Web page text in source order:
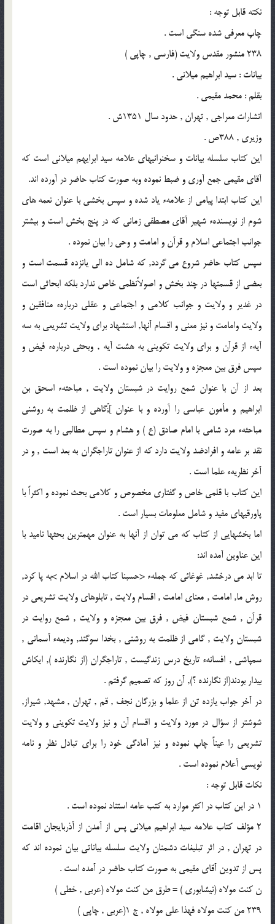
نكته قابل توجه :
چاپ معرفى شده سنگى است .
238 منشور مقدس ولايت (فارسى , چاپى )
بيانات : سيد ابراهيم ميلانى .
بقلم : محمد مقيمى .
انشارات معراجى , تهران , حدود سال 1351ش .
وزيرى , 388ص .
اين كتاب سلسله بيانات و سخنرانيهاى علامه سيد ابرايهم ميلانى است كه
آقاى مقيمى جمع آورى و ضبط نموده وبه صورت كتاب حاضر در آورده اند.
اين كتاب ابتدا پيامى از علامهء ياد شده و سپس بخشى با عنوان نعمه هاى
شوم از نويسندهء شهير آقاى مصطفى زمانى كه در پنج بخش است و بيشتر
جوانب اجتماعى اسلام و قرآن و امامت و وحى را بيان نموده .
سپس كتاب حاضر شروع مى گردد, كه شامل ده الى يانزده قسمت است و
بعضى از قسمتها در چند بخش و اصولاًنظمى خاص ندارد بلكه ابحاثى است
در غدير و ولايت و جوانب كلامى و اجتماعى و عقلى دربارهء منافقين و
ولايت وامامت و نيز معنى و اقسام آنها, استشهاد براى ولايت تشريعى به سه
آيهء از قرآن و براى ولايت تكوينى به هشت آيه , وبحثى دربارهء فيض و
سپس فرق بين معجزه و ولايت را بيان نموده است .
بعد از آن با عنوان شمع روايت در شبستان ولايت , مباحثهء اسحق بن
ابراهيم و مأمون عباسى را آورده و با عنوان ];ّّگاهى از ظلمت به روشنى
مباحثهء مرد شامى با امام صادق (ع ) و هشام و سپس مطالبى را به صورت
نقد بر عامه و افرادضد ولايت دارد كه از عنوان تاراجگران به بعد است , و در
آخر نظريهء علما است .
اين كتاب با قلمى خاص و گفتارى مخصوص و كلامى بحث نموده و اكثراً با
پاورقيهاى مفيد و شامل معلومات بسيار است .
اما بخشهايى از كتاب كه مى توان از آنها به عنوان مهمترين بحثها ناميد با
اين عناوين آمده اند:
تا ابد مى درخشد, غوغائى كه جملهء <حسبنا كتاب الله در اسلام >به پا كرد,
روش ما, امامت , معناى امامت , اقسام ولايت , تابلوهاى ولايت تشريعى در
قرآن , شمع شبستان فيض , فرق بين معجزه و ولايت , شمع روايت در
شبستان ولايت , گامى از ظلمت به روشنى , بخدا سوگند, وديعهء آسمانى ,
سمپاشى , افسانهء تاريخ درس زندگيست , تاراجگران (از نگارنده ), ايكاش
بيدار بودند(از نگارنده ؟), آن روز كه تصميم گرفتم .
در آخر جواب يازده تن از علما و بزرگان نجف , قم , تهران , مشهد, شيراز,
شوشتر از سؤال در مورد ولايت و اقسام آن و نيز ولايت تكوينى و ولايت
تشريعى را عيناً چاپ نموده و نيز آمادگى خود را براى تبادل نظر و نامه
نويسى أعلام نموده است .
نكات قابل توجه :
1 در اين كتاب در اكثر موارد به كتب عامه استناد نموده است .
2 مؤلف كتاب علامه سيد ابراهيم ميلانى پس از آمدن از آذربايجان اقامت
در تهران , در اثر تبليغات دشمنان ولايت سلسله بياناتى بيان نموده اند كه
پس از تدوين آقاى مقيمى به صورت كتاب حاضر در آمده است .
ن كنت مولاه (نيشابورى ) = طرق من كنت مولاه (عربى , خطى )
239 من كنت مولاه فهذا على مولاه , ج 1(عربى , چاپى )